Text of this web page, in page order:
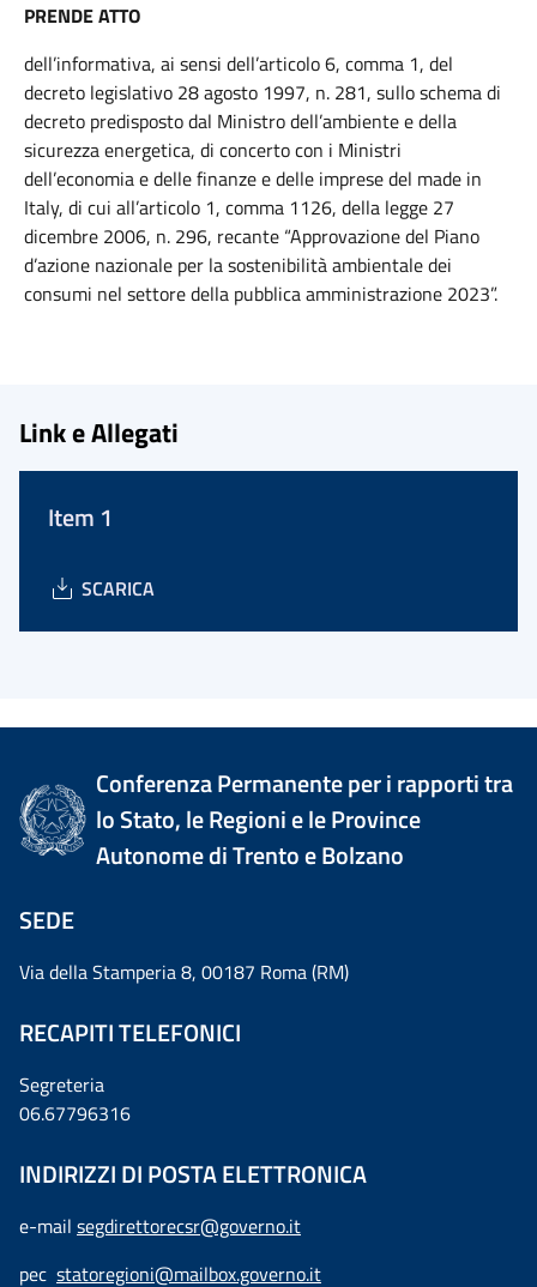
PRENDE ATTO
dell’informativa, ai sensi dell’articolo 6, comma 1, del
decreto legislativo 28 agosto 1997, n. 281, sullo schema di
decreto predisposto dal Ministro dell’ambiente e della
sicurezza energetica, di concerto con i Ministri
dell’economia e delle finanze e delle imprese del made in
Italy, di cui all’articolo 1, comma 1126, della legge 27
dicembre 2006, n. 296, recante “Approvazione del Piano
d’azione nazionale per la sostenibilità ambientale dei
consumi nel settore della pubblica amministrazione 2023”.
Link e Allegati
Item 1
SCARICA
Conferenza Permanente per i rapporti tra
lo Stato, le Regioni e le Province
Autonome di Trento e Bolzano
SEDE
Via della Stamperia 8, 00187 Roma (RM)
RECAPITI TELEFONICI
Segreteria
06.67796316
INDIRIZZI DI POSTA ELETTRONICA
e-mail segdirettorecsr@governo.it
pec statoregioni@mailbox.governo.it